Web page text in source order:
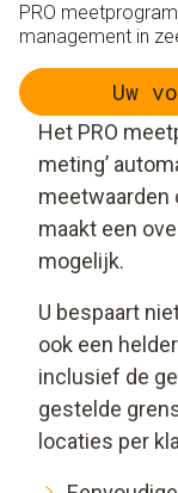
PRO
management in
Uw
Het PRO
meting’
meetwaarden
maakt een
mogelijk.
U bespaart
ook een
inclusief de
gestelde
locaties per